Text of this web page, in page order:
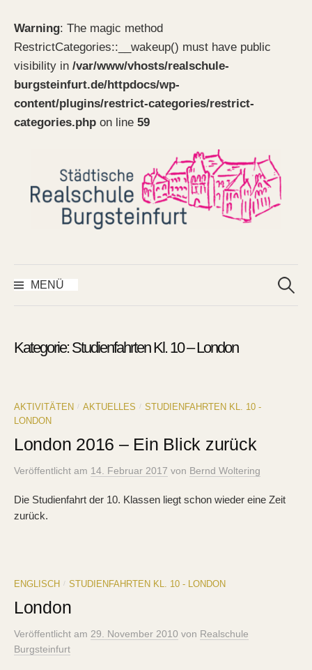
Warning: The magic method
RestrictCategories::__wakeup() must have public
visibility in /var/www/vhosts/realschule-
burgsteinfurt.de/httpdocs/wp-
content/plugins/restrict-categories/restrict-
categories.php on line 59
MENÜ
nach:
Kategorie:Studienfahrten Kl. 10 – London
AKTIVITÄTEN / AKTUELLES / STUDIENFAHRTEN KL. 10 -
LONDON
London 2016 – Ein Blick zurück
Veröffentlicht am 14. Februar 2017 von Bernd Woltering
Die Studienfahrt der 10. Klassen liegt schon wieder eine Zeit
zurück.
ENGLISCH / STUDIENFAHRTEN KL. 10 - LONDON
London
Veröffentlicht am 29. November 2010 von Realschule
Burgsteinfurt